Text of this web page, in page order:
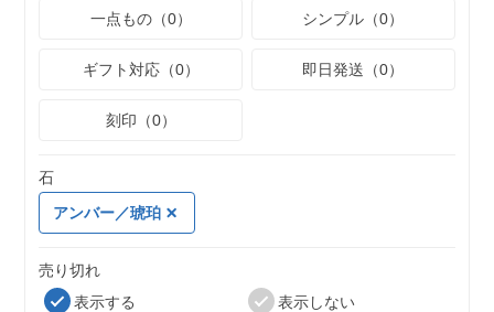
一点もの（0）
シンプル（0）
ギフト対応（0） 即日発送（0）
刻印（0）
石
アンバー／琥珀
売り切れ
表示する
表示しない